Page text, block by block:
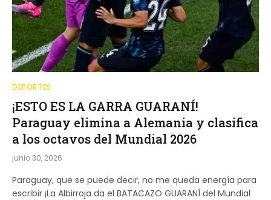
DEPORTES
¡ESTO ES LA GARRA GUARANÍ!
Paraguay elimina a Alemania y clasifica
a los octavos del Mundial 2026
junio 30, 2026
Paraguay, que se puede decir, no me queda energía para
escribir ¡La Albirroja da el BATACAZO GUARANÍ del Mundial